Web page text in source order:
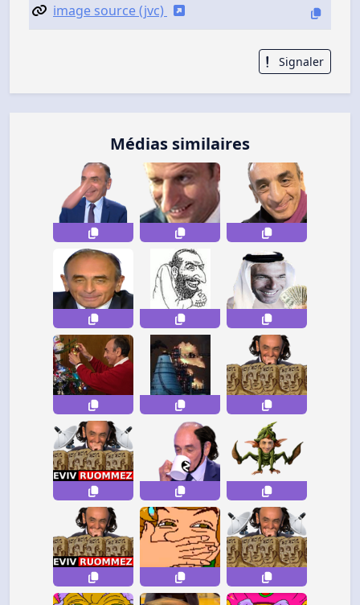
image source (jvc)
Signaler
Médias similaires